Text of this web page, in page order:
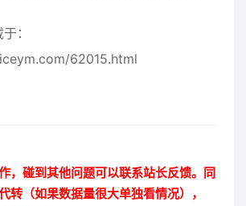
：
62015.html
，碰到其他问题可以联系站长反馈。同
转（如果数据量很大单独看情况），